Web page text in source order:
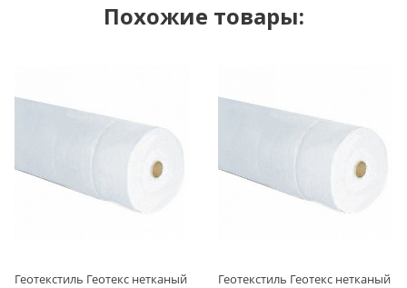
Похожие товары:
Геотекстиль Геотекс нетканый
Геотекстиль Геотекс нетканый